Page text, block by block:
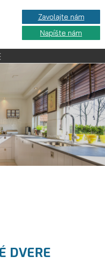
Napíšte nám
Zavolajte nám
VÁS
pohľadmi
DVERE